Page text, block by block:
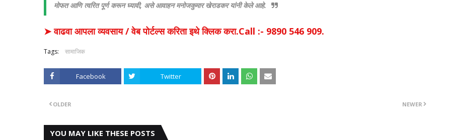
मोफत आणि त्वरित पूर्ण करून घ्यावी, असे आवाहन मनोजकुमार खेराडकर यांनी केले आहे.
➤ वाढवा आपला व्यवसाय / वेब पोर्टल्स करिता इथे क्लिक करा.Call :- 9890 546 909.
Tags: सामाजिक
Facebook Twitter
NEWER
OLDER
YOU MAY LIKE THESE POSTS